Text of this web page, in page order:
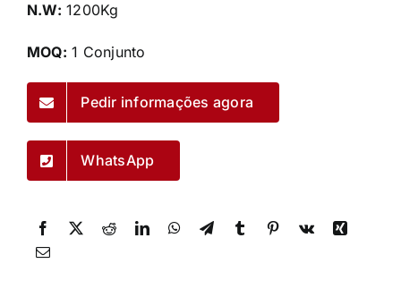
N.W: 1200Kg
MOQ: 1 Conjunto
Pedir informações agora
WhatsApp